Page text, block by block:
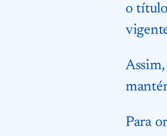
o
Para